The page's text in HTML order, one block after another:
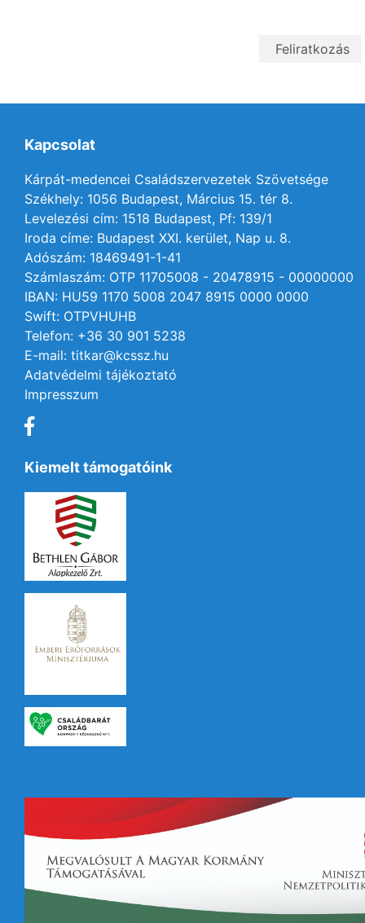
Kapcsolat
Kárpát-medencei Családszervezetek Szövetsége
Székhely: 1056 Budapest, Március 15. tér 8.
Levelezési cím: 1518 Budapest, Pf: 139/1
Iroda címe: Budapest XXI. kerület, Nap u. 8.
Adószám: 18469491-1-41
Számlaszám: OTP 11705008 - 20478915 - 00000000
IBAN: HU59 1170 5008 2047 8915 0000 0000
Swift: OTPVHUHB
Telefon: +36 30 901 5238
E-mail: titkar@kcssz.hu
Adatvédelmi tájékoztató
Impresszum
Kiemelt támogatóink